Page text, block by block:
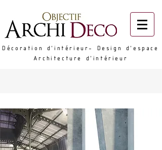
Décoration d'intérieur- Design d'espace
Architecture d'intérieur